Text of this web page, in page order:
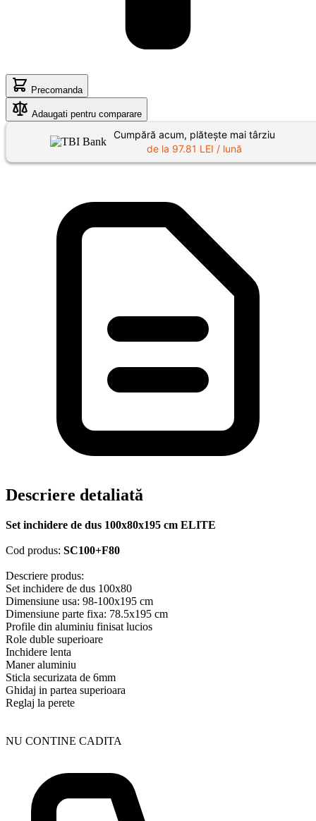
Precomanda
Adaugati pentru comparare
Cumpără acum, plătește mai târziu
de la 97.81 LEI / lună
Descriere detaliată
Set inchidere de dus 100x80x195 cm ELITE
Cod produs: SC100+F80
Descriere produs:
Set inchidere de dus 100x80
Dimensiune usa: 98-100x195 cm
Dimensiune parte fixa: 78.5x195 cm
Profile din aluminiu finisat lucios
Role duble superioare
Inchidere lenta
Maner aluminiu
Sticla securizata de 6mm
Ghidaj in partea superioara
Reglaj la perete
NU CONTINE CADITA